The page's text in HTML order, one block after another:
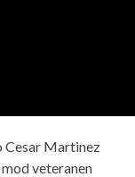
Cesar Martinez
veteranen